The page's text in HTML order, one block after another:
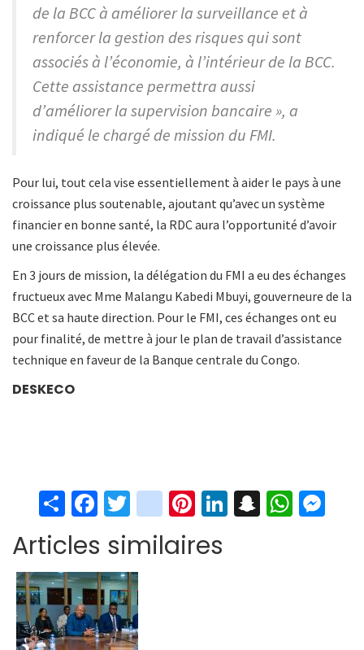
de la BCC à améliorer la surveillance et à
renforcer la gestion des risques qui sont
associés à l’économie, à l’intérieur de la BCC.
Cette assistance permettra aussi
d’améliorer la supervision bancaire », a
indiqué le chargé de mission du FMI.
Pour lui, tout cela vise essentiellement à aider le pays à une
croissance plus soutenable, ajoutant qu’avec un système
financier en bonne santé, la RDC aura l’opportunité d’avoir
une croissance plus élevée.
En 3 jours de mission, la délégation du FMI a eu des échanges
fructueux avec Mme Malangu Kabedi Mbuyi, gouverneure de la
BCC et sa haute direction. Pour le FMI, ces échanges ont eu
pour finalité, de mettre à jour le plan de travail d’assistance
technique en faveur de la Banque centrale du Congo.
DESKECO
S
h
ar
e
Fa
ce
b
o
o
k
T
wi
tt
er
in
st
ag
Pi
er
Li S W
Articles similaires